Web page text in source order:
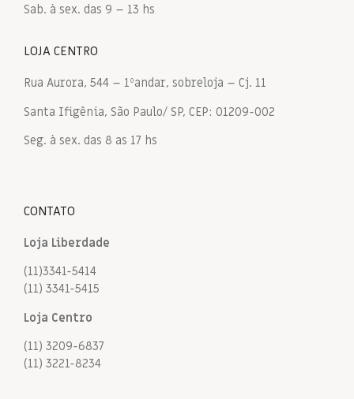
Sab. à sex. das 9 – 13 hs
LOJA CENTRO
Rua Aurora, 544 – 1ºandar, sobreloja – Cj. 11
Santa Ifigênia, São Paulo/ SP, CEP: 01209-002
Seg. à sex. das 8 as 17 hs
CONTATO
Loja Liberdade
(11)3341-5414
(11) 3341-5415
Loja Centro
(11) 3209-6837
(11) 3221-8234